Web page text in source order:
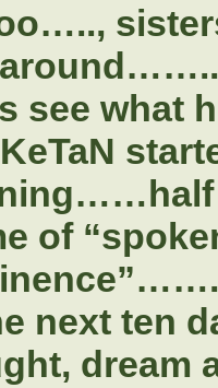
see what
of
next ten
dream